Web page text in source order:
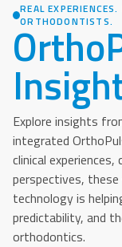
REAL
ORTHODONTISTS.
Explore insights
integrated
clinical
perspectives,
technology is
predictability, and
orthodontics.